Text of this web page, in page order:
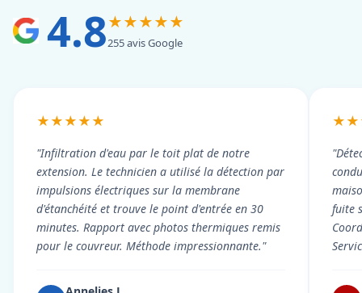
4.8★★★★★
255 avis Google
★★★★★
"Infiltration d'eau par le toit plat de notre
extension. Le technicien a utilisé la détection par
impulsions électriques sur la membrane
d'étanchéité et trouve le point d'entrée en 30
minutes. Rapport avec photos thermiques remis
pour le couvreur. Méthode impressionnante."
fuite